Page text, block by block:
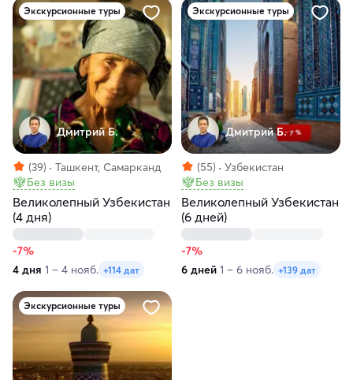
Экскурсионные туры
Дмитрий Б.
(39)
Ташкент, Самарканд
Без визы
Великолепный Узбекистан
(4 дня)
-7%
4 дня 1 – 4 нояб. +114 дат
Экскурсионные туры
Дмитрий Б.
(55)
Узбекистан
Без визы
Великолепный Узбекистан
(6 дней)
-7%
6 дней 1 – 6 нояб. +139 дат
Экскурсионные туры